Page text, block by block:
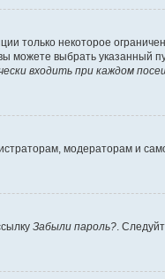
только некоторое
можете выбрать указанный
входить при каждом
модераторам и
Забыли пароль? .